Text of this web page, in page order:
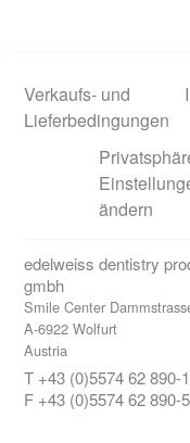
edelweiss dentistry
gmbh
Smile Center
A-6922 Wolfurt
Austria
T +43 (0)5574 62 890-
F +43 (0)5574 62 890-5
Verkaufs- und
Lieferbedingungen
ändern